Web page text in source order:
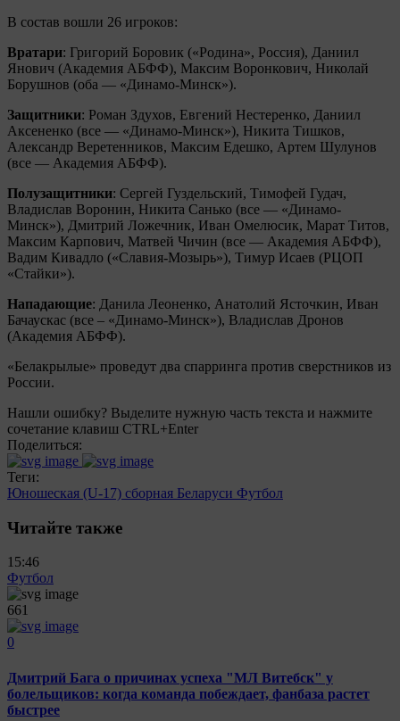
В состав вошли 26 игроков:
Вратари: Григорий Боровик («Родина», Россия), Даниил
Янович (Академия АБФФ), Максим Воронкович, Николай
Борушнов (оба — «Динамо-Минск»).
Защитники: Роман Здухов, Евгений Нестеренко, Даниил
Аксененко (все — «Динамо-Минск»), Никита Тишков,
Александр Веретенников, Максим Едешко, Артем Шулунов
(все — Академия АБФФ).
Полузащитники: Сергей Гуздельский, Тимофей Гудач,
Владислав Воронин, Никита Санько (все — «Динамо-
Минск»), Дмитрий Ложечник, Иван Омелюсик, Марат Титов,
Максим Карпович, Матвей Чичин (все — Академия АБФФ),
Вадим Кивадло («Славия-Мозырь»), Тимур Исаев (РЦОП
«Стайки»).
Нападающие: Данила Леоненко, Анатолий Ясточкин, Иван
Бачаускас (все – «Динамо-Минск»), Владислав Дронов
(Академия АБФФ).
«Белакрылые» проведут два спарринга против сверстников из
России.
Нашли ошибку? Выделите нужную часть текста и нажмите
сочетание клавиш CTRL+Enter
Поделиться:
Теги:
Юношеская (U-17) сборная Беларуси Футбол
Читайте также
15:46
Футбол
661
0
Дмитрий Бага о причинах успеха "МЛ Витебск" у
болельщиков: когда команда побеждает, фанбаза растет
быстрее